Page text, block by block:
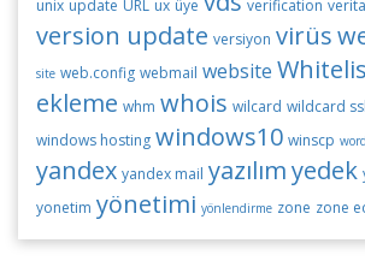
unix update URL ux üye verification
version update versiyon virüs
site web.config webmail website
ekleme whm whois wilcard wildcard ssl
windows hosting windows10 winscp
yandex yandex mail yazılımyedek
yonetim yönetimi yönlendirme zone zone